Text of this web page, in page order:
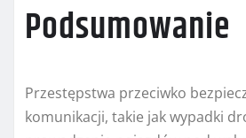
Podsumowanie
Przestępstwa przeciwko
komunikacji, takie jak wypadki